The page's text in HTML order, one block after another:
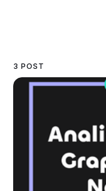
3 POST